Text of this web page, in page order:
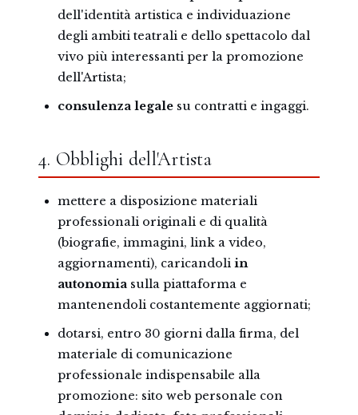
dell'identità artistica e individuazione
degli ambiti teatrali e dello spettacolo dal
vivo più interessanti per la promozione
dell'Artista;
consulenza legale su contratti e ingaggi.
4. Obblighi dell'Artista
mettere a disposizione materiali
professionali originali e di qualità
(biografie, immagini, link a video,
aggiornamenti), caricandoli in
autonomia sulla piattaforma e
mantenendoli costantemente aggiornati;
dotarsi, entro 30 giorni dalla firma, del
materiale di comunicazione
professionale indispensabile alla
promozione: sito web personale con